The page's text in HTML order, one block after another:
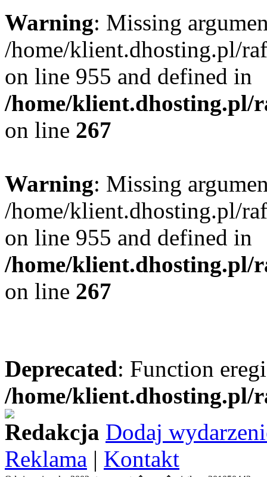
Warning: Missing
/home/klient.dhosting.pl/
on line 955 and defined in
/home/klient.dhosting.pl/
on line 267
Warning: Missing
/home/klient.dhosting.pl/
on line 955 and defined in
/home/klient.dhosting.pl/
on line 267
Deprecated: Function
/home/
Redakcja Dodaj
Reklama | Kontakt